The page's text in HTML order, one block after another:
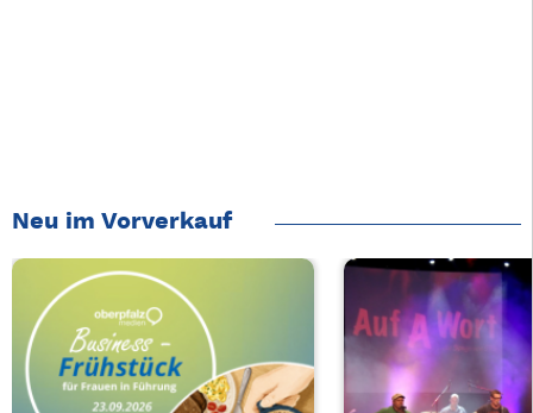
Neu im Vorverkauf